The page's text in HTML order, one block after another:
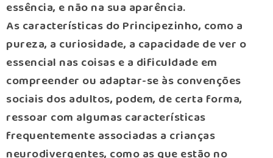
essência, e não na sua aparência.
As características do Principezinho, como a
pureza, a curiosidade, a capacidade de ver o
essencial nas coisas e a dificuldade em
compreender ou adaptar-se às convenções
sociais dos adultos, podem, de certa forma,
ressoar com algumas características
frequentemente associadas a crianças
neurodivergentes, como as que estão no